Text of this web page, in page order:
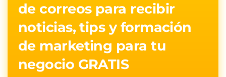
de correos para recibir
noticias, tips y formación
de marketing para tu
negocio GRATIS